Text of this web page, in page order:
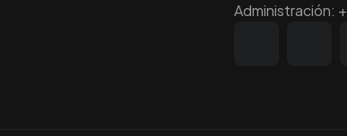
Administración: